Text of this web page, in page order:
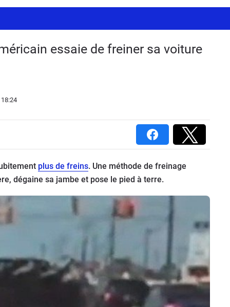
essaie de freiner sa voiture
plus de freins. Une méthode de freinage
dégaine sa jambe et pose le pied à terre.